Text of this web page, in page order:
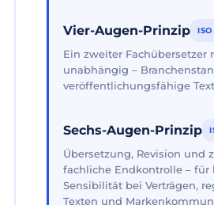
Vier-Augen-Prinzip
Ein zweiter Fachübersetzer
unabhängig –
veröffentlichungsfähige
Sechs-Augen-Prinzip
Übersetzung, Revision und
fachliche Endkontrolle – für
Sensibilität bei Verträgen,
Texten und